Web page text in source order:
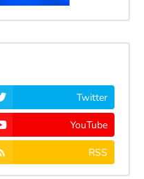
Twitter
YouTube
RSS